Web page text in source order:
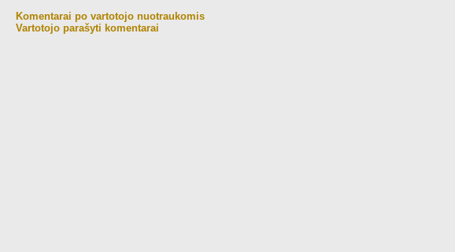
Komentarai po vartotojo nuotraukomis
Vartotojo parašyti komentarai